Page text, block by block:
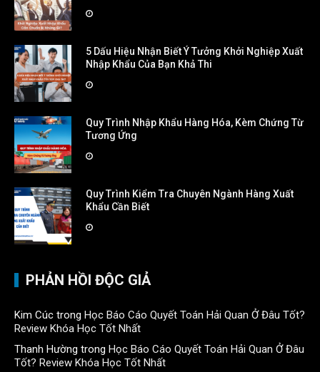
5 Dấu Hiệu Nhận Biết Ý Tưởng Khởi Nghiệp Xuất
Nhập Khẩu Của Bạn Khả Thi
Quy Trình Nhập Khẩu Hàng Hóa, Kèm Chứng Từ
Tương Ứng
Quy Trình Kiểm Tra Chuyên Ngành Hàng Xuất
Khẩu Cần Biết
PHẢN HỒI ĐỘC GIẢ
Kim Cúc trong Học Báo Cáo Quyết Toán Hải Quan Ở Đâu Tốt?
Review Khóa Học Tốt Nhất
Thanh Hường trong Học Báo Cáo Quyết Toán Hải Quan Ở Đâu
Tốt? Review Khóa Học Tốt Nhất